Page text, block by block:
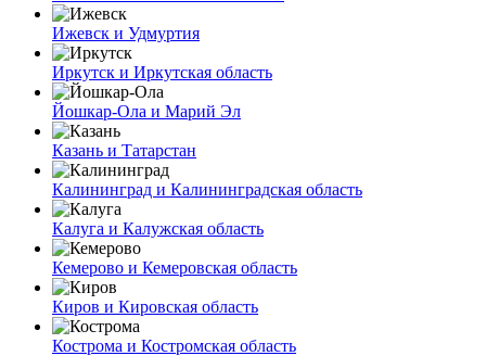
Ижевск и Удмуртия
Иркутск и Иркутская область
Йошкар-Ола и Марий Эл
Казань и Татарстан
Калининград и Калининградская область
Калуга и Калужская область
Кемерово и Кемеровская область
Киров и Кировская область
Кострома и Костромская область